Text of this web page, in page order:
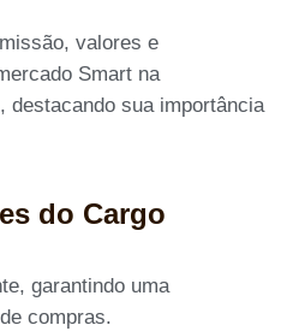
valores e
Smart na
destacando sua importância
do Cargo
garantindo uma
compras.